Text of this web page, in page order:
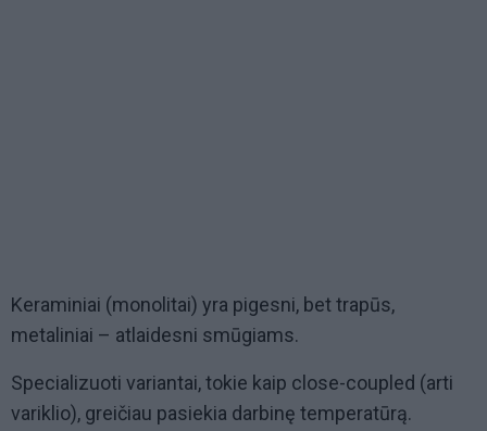
Keraminiai (monolitai) yra pigesni, bet trapūs,
metaliniai – atlaidesni smūgiams.
Specializuoti variantai, tokie kaip close-coupled (arti
variklio), greičiau pasiekia darbinę temperatūrą.